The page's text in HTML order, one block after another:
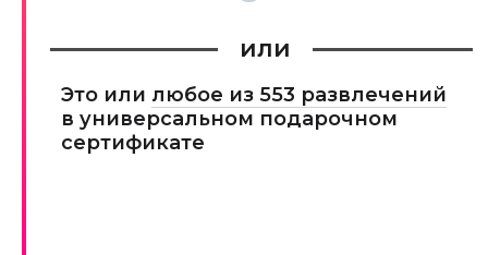
или
Это или любое из 553 развлечений
в универсальном подарочном
сертификате